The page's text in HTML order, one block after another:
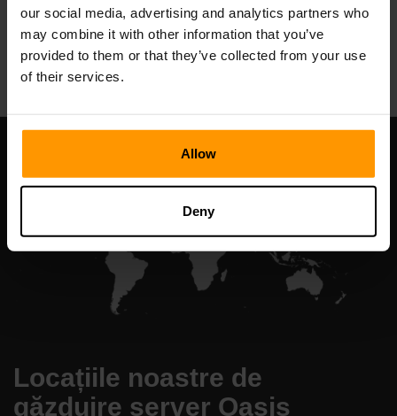
our social media, advertising and analytics partners who
may combine it with other information that you’ve
provided to them or that they’ve collected from your use
of their services.
Allow
Deny
All Games
Locațiile noastre de
găzduire server Oasis